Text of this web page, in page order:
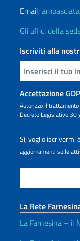
Email:
Gli uffici della
Iscriviti alla
Inserisci la tua email
Accettazione
Autorizzo il trattamento
Decreto Legislativo 30
Sì, voglio iscrivermi
aggiornamenti sulle
La Rete
La Farnesina – il